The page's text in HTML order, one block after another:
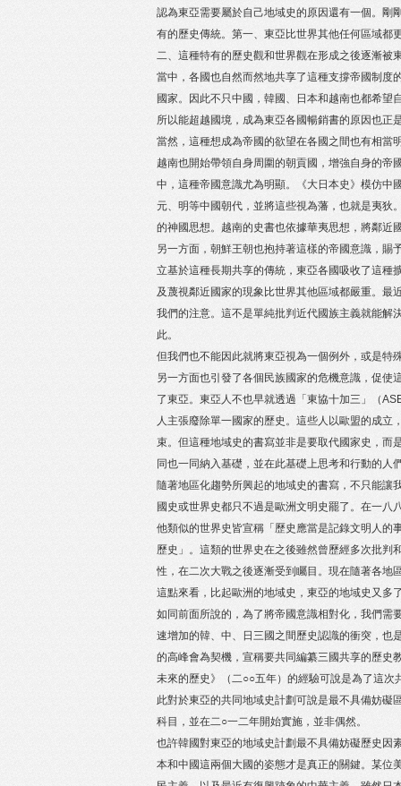
認為東亞需要屬於自己地域史的原因還有一個。剛
有的歷史傳統。第一、東亞比世界其他任何區域都
二、這種特有的歷史觀和世界觀在形成之後逐漸被
當中，各國也自然而然地共享了這種支撐帝國制度
國家。因此不只中國，韓國、日本和越南也都希
所以能超越國境，成為東亞各國暢銷書的原因也正
當然，這種想成為帝國的欲望在各國之間也有相當
越南也開始帶領自身周圍的朝貢國，增強自身的
中，這種帝國意識尤為明顯。《大日本史》模仿中
元、明等中國朝代，並將這些視為藩，也就是夷狄
的神國思想。越南的史書也依據華夷思想，將鄰近
另一方面，朝鮮王朝也抱持著這樣的帝國意識，賜
立基於這種長期共享的傳統，東亞各國吸收了這種
及蔑視鄰近國家的現象比世界其他區域都嚴重。
我們的注意。這不是單純批判近代國族主義就能解
此。
但我們也不能因此就將東亞視為一個例外，或是特
另一方面也引發了各個民族國家的危機意識，促
了東亞。東亞人不也早就透過「東協十加三」（
人主張廢除單一國家的歷史。這些人以歐盟的成
束。但這種地域史的書寫並非是要取代國家史，
同也一同納入基礎，並在此基礎上思考和行動的
隨著地區化趨勢所興起的地域史的書寫，不只能
國史或世界史都只不過是歐洲文明史罷了。在一
他類似的世界史皆宣稱「歷史應當是記錄文明人的
歷史」。這類的世界史在之後雖然曾歷經多次批
性，在二次大戰之後逐漸受到矚目。現在隨著各地
這點來看，比起歐洲的地域史，東亞的地域史又多
如同前面所說的，為了將帝國意識相對化，我們需
速增加的韓、中、日三國之間歷史認識的衝突，也
的高峰會為契機，宣稱要共同編纂三國共享的歷史
未來的歷史》（二○○五年）的經驗可說是為了這
此對於東亞的共同地域史計劃可說是最不具備妨
科目，並在二○一二年開始實施，並非偶然。
也許韓國對東亞的地域史計劃最不具備妨礙歷史因
本和中國這兩個大國的姿態才是真正的關鍵。某位